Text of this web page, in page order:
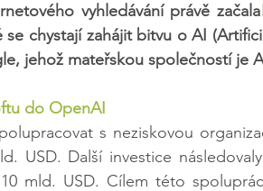
vyhledávání právě
chystají zahájit bitvu o AI
jehož mateřskou společností je
do OpenAI
s neziskovou
USD. Další investice
mld. USD. Cílem této